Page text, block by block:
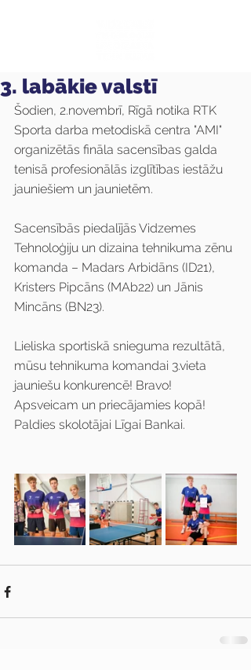
3. labākie valstī
Šodien, 2.novembrī, Rīgā notika RTK
Sporta darba metodiskā centra "AMI"
organizētās fināla sacensības galda
tenisā profesionālās izglītības iestāžu
jauniešiem un jaunietēm.
Sacensībās piedalījās Vidzemes
Tehnoloģiju un dizaina tehnikuma zēnu
komanda – Madars Arbidāns (ID21),
Kristers Pipcāns (MAb22) un Jānis
Mincāns (BN23).
Lieliska sportiskā snieguma rezultātā,
mūsu tehnikuma komandai 3.vieta
jauniešu konkurencē! Bravo!
Apsveicam un priecājamies kopā!
Paldies skolotājai Līgai Bankai.